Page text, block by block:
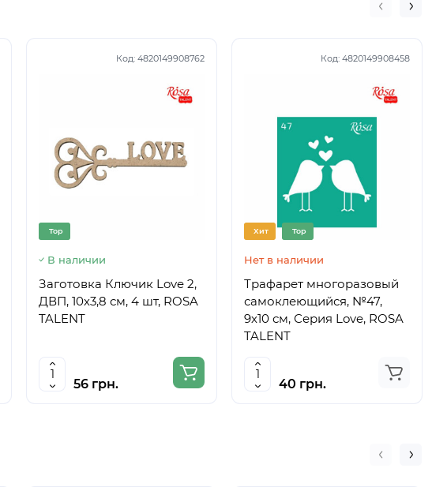
Код: 4820149908762
Top
В наличии
Заготовка Ключик Love 2,
ДВП, 10х3,8 см, 4 шт, ROSA
TALENT
56 грн.
Код: 4820149908458
Хит Top
Нет в наличии
Трафарет многоразовый
самоклеющийся, №47,
9х10 см, Серия Love, ROSA
TALENT
40 грн.